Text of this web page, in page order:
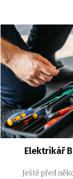
Elektrikář
Ještě před